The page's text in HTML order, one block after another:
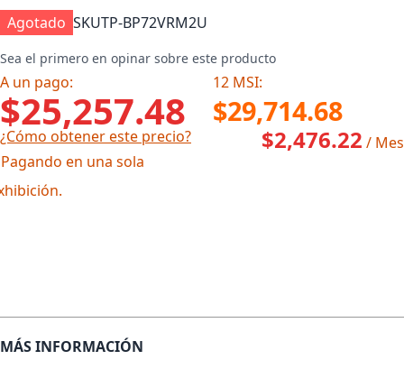
Agotado SKUTP-BP72VRM2U
Sea el primero en opinar sobre este producto
A un pago: 12 MSI:
$25,257.48 $29,714.68
¿Cómo obtener este precio?
en una sola
$2,476.22 / Mes
MÁS INFORMACIÓN